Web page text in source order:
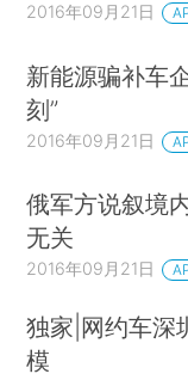
2016年09月21日
新能源骗补车
刻”
2016年09月21日
俄军方说叙境
无关
2016年09月21日
独家|网约车深
模